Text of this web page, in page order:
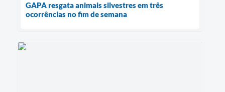
GAPA resgata animais silvestres em três
ocorrências no fim de semana